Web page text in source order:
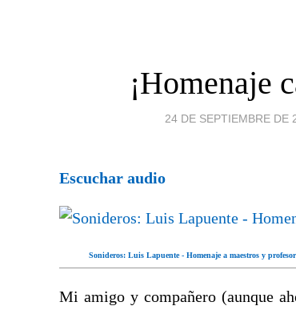
¡Homenaje
24 DE SEPTIEMBRE DE
Escuchar audio
Sonideros: Luis Lapuente - Homenaje a maestros y
Mi amigo y compañero (aunque